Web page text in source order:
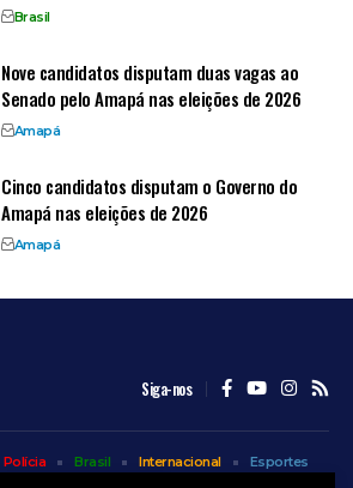
Brasil
Nove candidatos disputam duas vagas ao
Senado pelo Amapá nas eleições de 2026
Amapá
Cinco candidatos disputam o Governo do
Amapá nas eleições de 2026
Amapá
Siga-nos
Polícia Brasil Internacional
Esportes